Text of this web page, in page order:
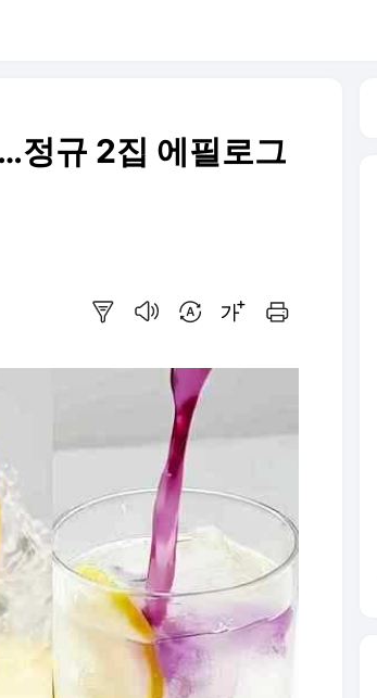
정규 2집 에필로그